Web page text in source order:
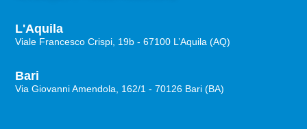
L'Aquila
Viale Francesco Crispi, 19b - 67100 L’Aquila (AQ)
Bari
Via Giovanni Amendola, 162/1 - 70126 Bari (BA)